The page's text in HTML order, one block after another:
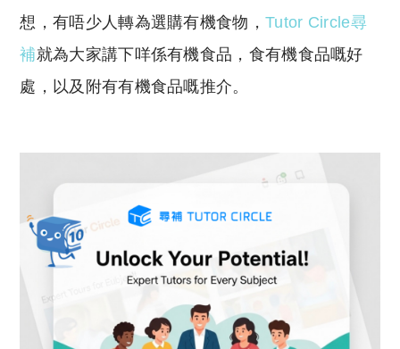
n
k
p
p
想，有唔少人轉為選購有機食物， Tutor Circle尋
補就為大家講下咩係有機食品，食有機食品嘅好
處，以及附有有機食品嘅推介。